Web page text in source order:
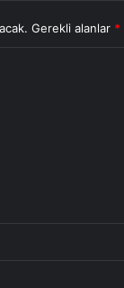
Gerekli alanlar *